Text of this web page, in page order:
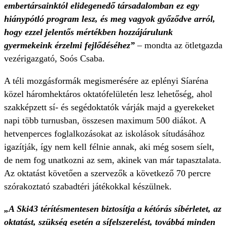
embertársainktól elidegenedő társadalomban ez egy
hiánypótló program lesz, és meg vagyok győződve arról,
hogy ezzel jelentős mértékben hozzájárulunk
gyermekeink érzelmi fejlődéséhez”– mondta az ötletgazda
vezérigazgató, Soós Csaba.
A téli mozgásformák megismerésére az eplényi Síaréna
közel háromhektáros oktatófelületén lesz lehetőség, ahol
szakképzett sí- és segédoktatók várják majd a gyerekeket
napi több turnusban, összesen maximum 500 diákot. A
hetvenperces foglalkozásokat az iskolások sítudásához
igazítják, így nem kell félnie annak, aki még sosem síelt,
de nem fog unatkozni az sem, akinek van már tapasztalata.
Az oktatást követően a szervezők a következő 70 percre
szórakoztató szabadtéri játékokkal készülnek.
„A Ski43 térítésmentesen biztosítja a kétórás síbérletet, az
oktatást, szükség esetén a sífelszerelést, továbbá minden